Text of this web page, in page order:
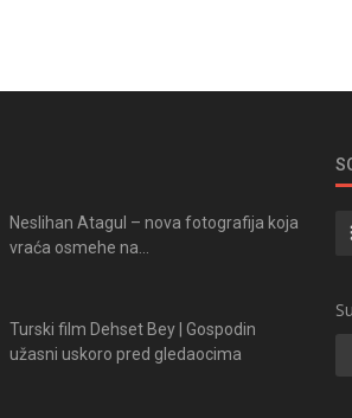
Neslihan Atagul – nova fotografija koja
vraća osmehe na...
Turski film Dehset Bey | Gospodin
užasni uskoro pred gledaocima